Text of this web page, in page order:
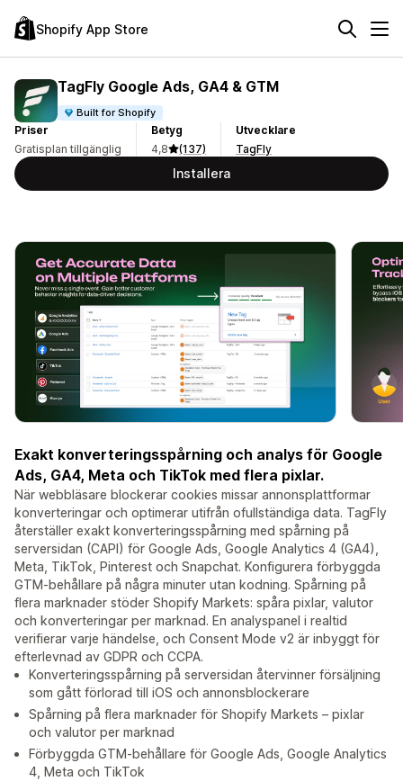
Shopify App Store
TagFly Google Ads, GA4 & GTM
Built for Shopify
Priser
Gratisplan tillgänglig
Betyg
4,8
(137)
Utvecklare
TagFly
Installera
Exakt konverteringsspårning och analys för Google
Ads, GA4, Meta och TikTok med flera pixlar.
När webbläsare blockerar cookies missar annonsplattformar
konverteringar och optimerar utifrån ofullständiga data. TagFly
återställer exakt konverteringsspårning med spårning på
serversidan (CAPI) för Google Ads, Google Analytics 4 (GA4),
Meta, TikTok, Pinterest och Snapchat. Konfigurera förbyggda
GTM-behållare på några minuter utan kodning. Spårning på
flera marknader stöder Shopify Markets: spåra pixlar, valutor
och konverteringar per marknad. En analyspanel i realtid
verifierar varje händelse, och Consent Mode v2 är inbyggt för
efterlevnad av GDPR och CCPA.
Konverteringsspårning på serversidan återvinner försäljning
som gått förlorad till iOS och annonsblockerare
Spårning på flera marknader för Shopify Markets – pixlar
och valutor per marknad
Förbyggda GTM-behållare för Google Ads, Google Analytics
4, Meta och TikTok